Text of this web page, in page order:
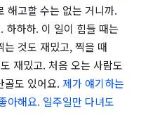
해고할 수는 없는 거니까.
하하하. 이 일이 힘들 때는
는 것도 재밌고, 찍을 때
재밌고. 처음 오는 사람도
골도 있어요. 제가 얘기하는
아해요. 일주일만 다녀도